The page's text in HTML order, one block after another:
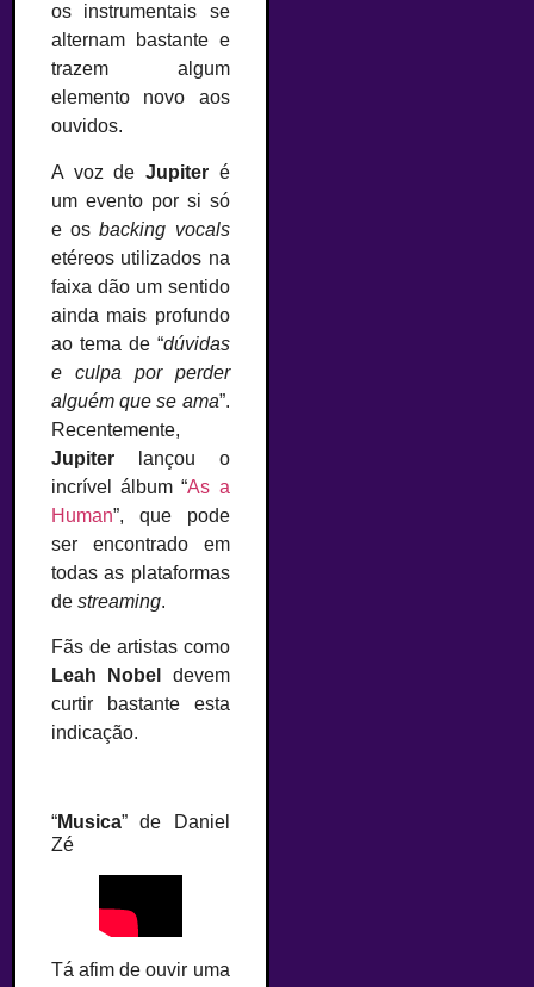
os instrumentais se
alternam bastante e
trazem algum
elemento novo aos
ouvidos.
A voz de Jupiter é
um evento por si só
e osbacking vocals
etéreos utilizados na
faixa dão um sentido
ainda mais profundo
ao tema de “dúvidas
e culpa por perder
alguém que se ama”.
Recentemente,
Jupiter
lançou o
incrível álbum “As a
Human”, que pode
ser encontrado em
todas as plataformas
de streaming.
Fãs de artistas como
Leah Nobel
devem
curtir bastante esta
indicação.
“Musica” de Daniel
Zé
Tá afim de ouvir uma